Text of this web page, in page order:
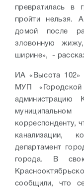
превратилась в
пройти нельзя.
домой после
зловонную
ширине», -
ИА «Высота 102»
МУП
администрацию
корреспонденту,
канализации,
департамент
города. В
сообщили, что